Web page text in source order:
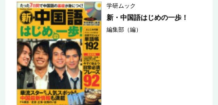
学研ムック
新・中国語はじめの一歩！
編集部（編）